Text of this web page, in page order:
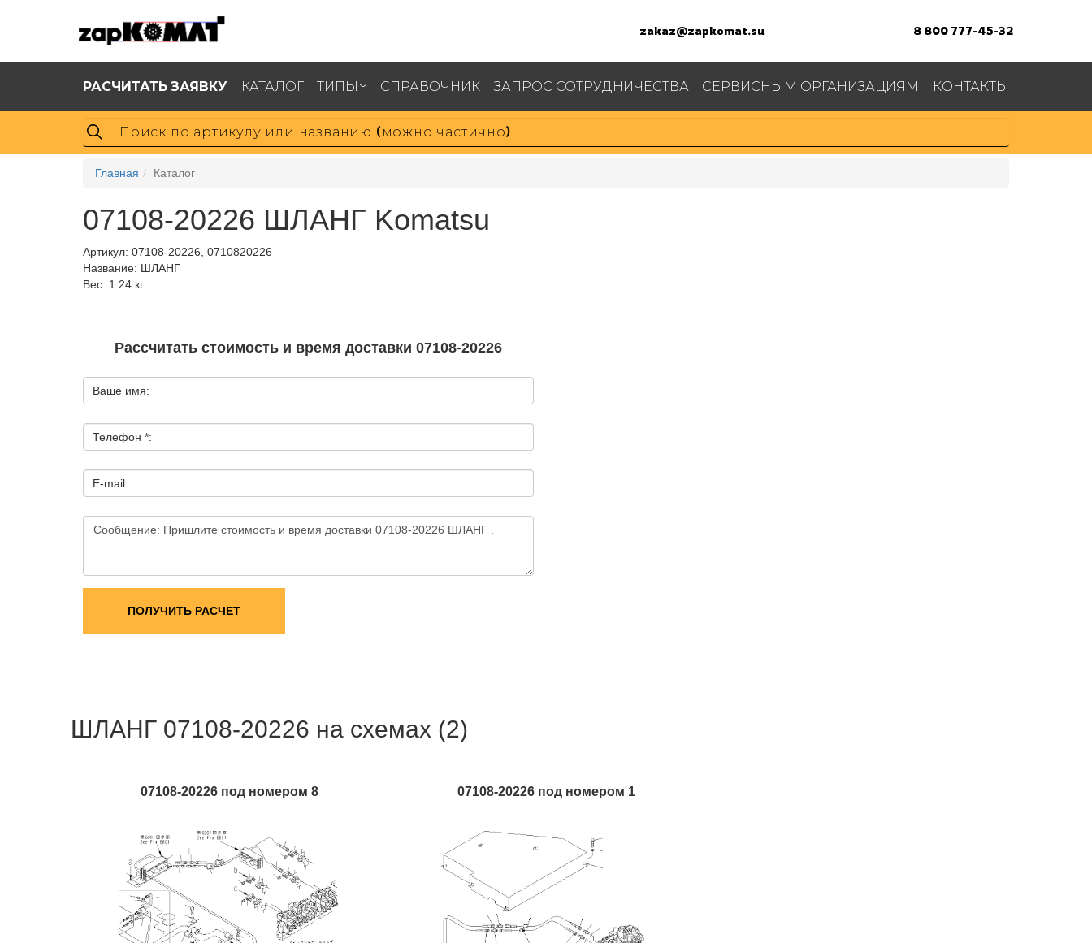
zakaz@zapkomat.su 8 800 777-45-32
РАСЧИТАТЬ ЗАЯВКУ КАТАЛОГ ТИПЫ СПРАВОЧНИК ЗАПРОС СОТРУДНИЧЕСТВА СЕРВИСНЫМ ОРГАНИЗАЦИЯМ КОНТАКТЫ
Главная Каталог
07108-20226 ШЛАНГ Komatsu
Артикул: 07108-20226, 0710820226
Название: ШЛАНГ
Вес: 1.24 кг
Рассчитать стоимость и время доставки 07108-20226
Ваше имя:
Телефон *:
E-mail:
ПОЛУЧИТЬ РАСЧЕТ
ШЛАНГ 07108-20226 на схемах (2)
07108-20226 под номером 8 07108-20226 под номером 1